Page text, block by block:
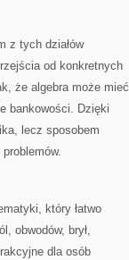
z tych działów
od konkretnych
że algebra może mieć
bankowości. Dzięki
lecz sposobem
który łatwo
obwodów, brył,
dla osób